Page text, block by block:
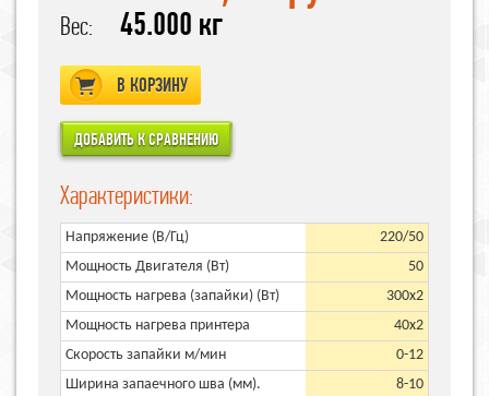
Вес: 45.000 кг
В КОРЗИНУ
Характеристики:
Напряжение (В/Гц)
220/50
Мощность Двигателя (Вт)
50
Мощность нагрева (запайки) (Вт)
300х2
Мощность нагрева принтера
40x2
Скорость запайки м/мин
0-12
Ширина запаечного шва (мм).
8-10